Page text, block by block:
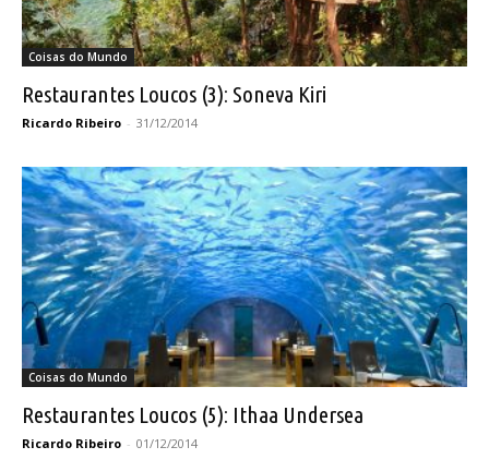
Coisas do Mundo
Restaurantes Loucos (3): Soneva Kiri
Ricardo Ribeiro - 31/12/2014
Coisas do Mundo
Restaurantes Loucos (5): Ithaa Undersea
Ricardo Ribeiro - 01/12/2014